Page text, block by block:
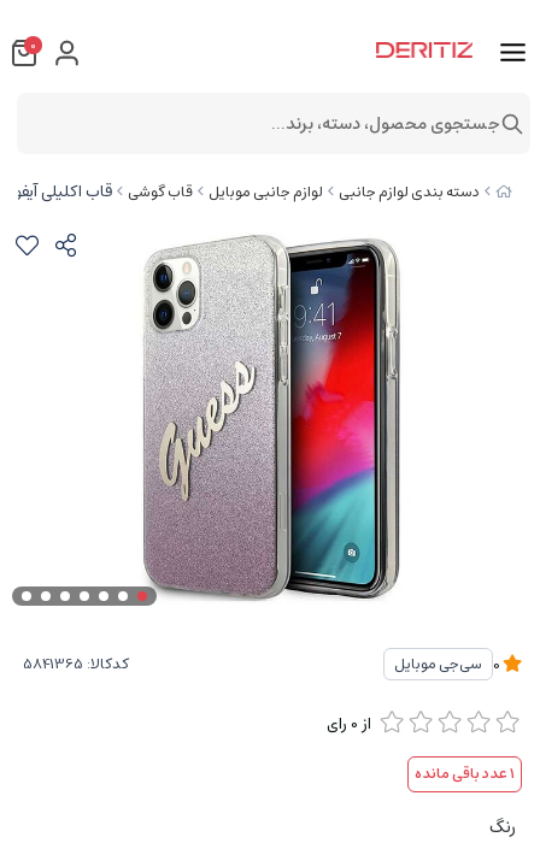
دسته بندی لوازم جانبی لوازم جانبی موبایل قاب گوشی قاب اکلیلی آیفون 12 و 12 پرو CG Mobile iphone 12/12 Pro Guess Hard Case
سی‌جی موبایل کدکالا:
از0 رای
1عدد باقی مانده
رنگ
0
جستجوی محصول، دسته، برند...